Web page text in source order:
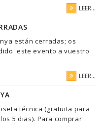
LEER...
están cerradas; os
este evento a vuestro
LEER...
técnica (gratuita para
5 dias). Para comprar